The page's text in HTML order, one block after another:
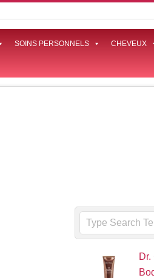
SOINS PERSONNELS CHEVEUX
Search